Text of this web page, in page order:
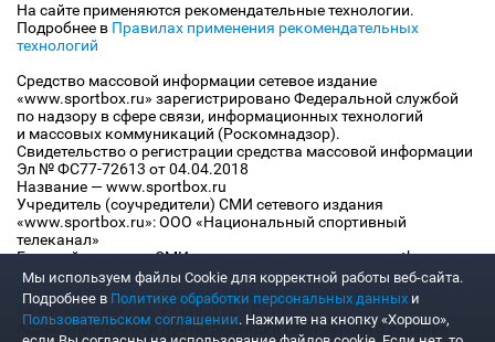
На сайте применяются рекомендательные технологии.
Подробнее в Правилах применения рекомендательных
технологий
Средство массовой информации сетевое издание
«www.sportbox.ru» зарегистрировано Федеральной службой
по надзору в сфере связи, информационных технологий
и массовых коммуникаций (Роскомнадзор).
Свидетельство о регистрации средства массовой информации
Эл № ФС77-72613 от 04.04.2018
Название — www.sportbox.ru
Учредитель (соучредители) СМИ сетевого издания
«www.sportbox.ru»: ООО «Национальный спортивный
телеканал»
Главный редактор СМИ сетевого издания «www.sportbox.ru»:
Конов В.А.
Номер телефона редакции СМИ сетевого издания
«www.sportbox.ru»: +7 (495) 653 8419
Адрес электронной почты редакции СМИ сетевого издания
Мы используем файлы Сookie для корректной работы веб-сайта.
Подробнее в Политике обработки персональных данных и
Пользовательском соглашении. Нажмите на кнопку «Хорошо»,